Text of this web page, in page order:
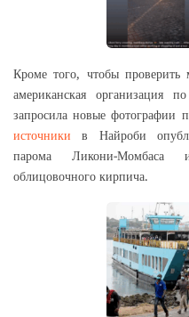
Кроме того, чтобы проверить
американская организация
запросила новые фотографии
источники в Найроби
парома Ликони-Момбаса
облицовочного кирпича.